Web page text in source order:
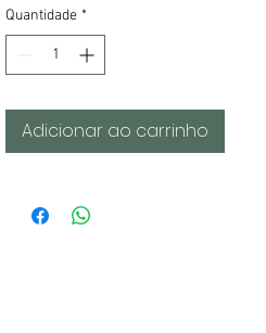
Quantidade *
Adicionar ao carrinho